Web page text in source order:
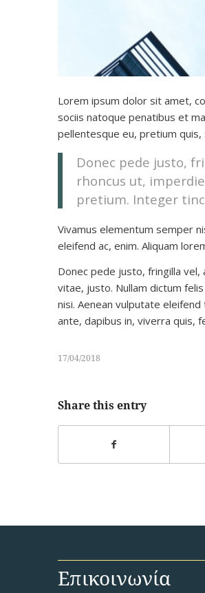
Lorem ipsum dolor sit amet,
sociis natoque penatibus et
pellentesque eu, pretium quis,
Donec pede justo,
rhoncus ut,
pretium. Integer
Vivamus elementum semper
eleifend ac, enim. Aliquam
Donec pede justo, fringilla
vitae, justo. Nullam dictum
nisi. Aenean vulputate
ante, dapibus in, viverra quis,
17/04/2018
Share this entry
Επικοινωνία